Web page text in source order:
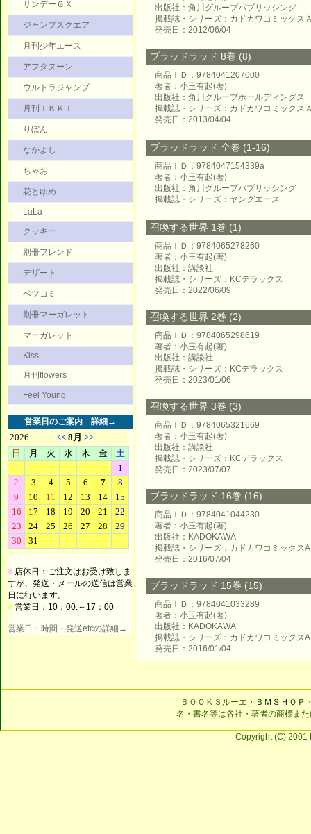
サンデーＧＸ
ジャンプスクエア
月刊少年エース
アフタヌーン
ウルトラジャンプ
月刊ＩＫＫＩ
りぼん
なかよし
ちゃお
花とゆめ
LaLa
クッキー
別冊フレンド
デザート
ベツコミ
別冊マーガレット
マーガレット
Kiss
月刊flowers
Feel Young
営業日のご案内 詳細→
■ 店休日：ご注文はお受け致しま
すが、発送・メールの送信は営業
日に行います。
■ 営業日：10：00.～17：00
営業日・時間・発送etcの詳細→
出版社：角川グループパブリッシング
掲載誌・シリーズ：カドカワコミックス
発売日：2012/06/04
ブラッドラッド 8巻 (8)
商品ＩＤ：9784041207000
著者：小玉有起(著)
出版社：角川グループホールディングス
掲載誌・シリーズ：カドカワコミックス
発売日：2013/04/04
ブラッドラッド 全巻 (1-16)
商品ＩＤ：9784047154339a
著者：小玉有起(著)
出版社：角川グループパブリッシング
掲載誌・シリーズ：ヤングエース
召喚する世界 1巻 (1)
商品ＩＤ：9784065278260
著者：小玉有起(著)
出版社：講談社
掲載誌・シリーズ：KCデラックス
発売日：2022/06/09
召喚する世界 2巻 (2)
商品ＩＤ：9784065298619
著者：小玉有起(著)
出版社：講談社
掲載誌・シリーズ：KCデラックス
発売日：2023/01/06
召喚する世界 3巻 (3)
商品ＩＤ：9784065321669
著者：小玉有起(著)
出版社：講談社
掲載誌・シリーズ：KCデラックス
発売日：2023/07/07
ブラッドラッド 16巻 (16)
商品ＩＤ：9784041044230
著者：小玉有起(著)
出版社：KADOKAWA
掲載誌・シリーズ：カドカワコミックスA
発売日：2016/07/04
ブラッドラッド 15巻 (15)
商品ＩＤ：9784041033289
著者：小玉有起(著)
出版社：KADOKAWA
掲載誌・シリーズ：カドカワコミックスA
発売日：2016/01/04
ＢＯＯＫＳルーエ・ ＢＭＳＨＯＰ
名・書名等は各社・著者の商標ま
Copyright (C) 2001